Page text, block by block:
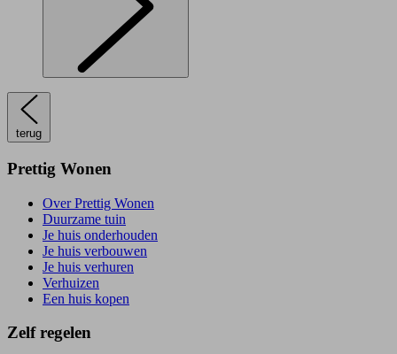
terug
Prettig Wonen
Over Prettig Wonen
Duurzame tuin
Je huis onderhouden
Je huis verbouwen
Je huis verhuren
Verhuizen
Een huis kopen
Zelf regelen